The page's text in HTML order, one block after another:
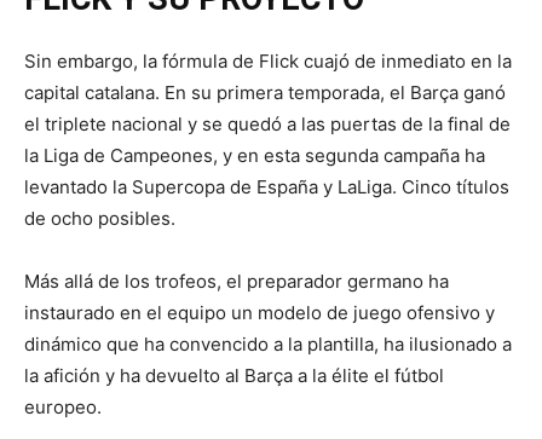
Sin embargo, la fórmula de Flick cuajó de inmediato en la
capital catalana. En su primera temporada, el Barça ganó
el triplete nacional y se quedó a las puertas de la final de
la Liga de Campeones, y en esta segunda campaña ha
levantado la Supercopa de España y LaLiga. Cinco títulos
de ocho posibles.
Más allá de los trofeos, el preparador germano ha
instaurado en el equipo un modelo de juego ofensivo y
dinámico que ha convencido a la plantilla, ha ilusionado a
la afición y ha devuelto al Barça a la élite el fútbol
europeo.